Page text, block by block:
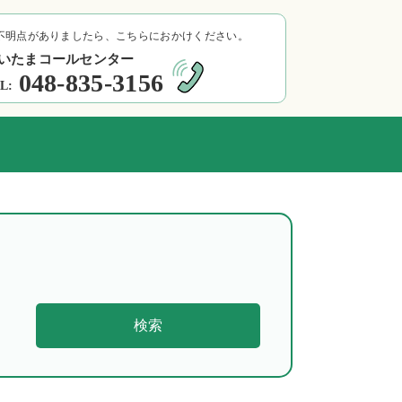
明点がありましたら、こちらにおかけください。
たまコールセンター
048-835-3156
検索